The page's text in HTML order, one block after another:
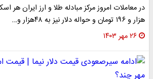
هزار و ۱۹۶ تومان و حواله دلار نیز به ۴۸هزار و…
۲۶ مهر ۱۴۰۳